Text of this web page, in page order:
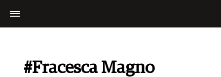
#Fracesca Magno